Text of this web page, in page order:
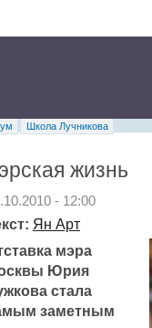
Школа Лучникова
жизнь
- 12:00
Ян Арт
мэра
Юрия
стала
заметным